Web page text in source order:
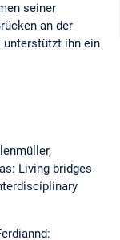
seiner
an der
unterstützt ihn ein
Living bridges